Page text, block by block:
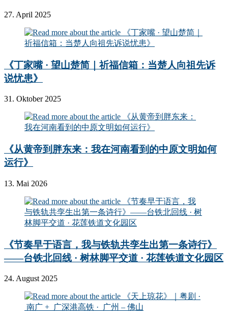
27. April 2025
《丁家嘴 · 望山楚简｜祈福信箱：当楚人向祖先诉
说忧患》
31. Oktober 2025
《从黄帝到胖东来：我在河南看到的中原文明如何
运行》
13. Mai 2026
《节奏早于语言，我与铁轨共孪生出第一条诗行》
——台铁北回线 · 树林脚平交道 · 花莲铁道文化园区
24. August 2025